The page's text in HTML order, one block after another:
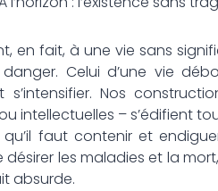
en fait, à une vie sans
Celui d’une vie
s’intensifier. Nos
intellectuelles – s’édifient
faut contenir et
désirer les maladies et la
absurde.